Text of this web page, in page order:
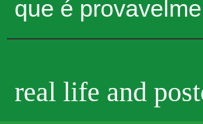
que é
real life and